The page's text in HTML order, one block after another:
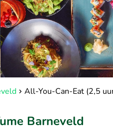
All-You-Can-Eat (2,5
Barneveld